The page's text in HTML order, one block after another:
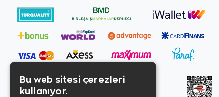
Bu web sitesi çerezleri
kullanıyor.